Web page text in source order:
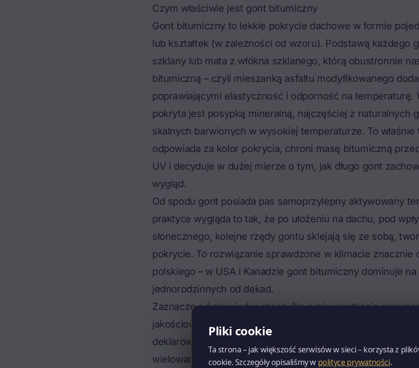
Czym właściwie jest gont bitumiczny
Gont bitumiczny to lekkie pokrycie dachowe w formie
lub kształtek (w zależności od wzoru). Podstawą każdego
szklany lub mata z włókna szklanego, którą obustronnie
bitumiczną – czyli mieszanką asfaltu modyfikowanego
poprawiającymi elastyczność i odporność na temperaturę.
pokryta jest posypką mineralną, najczęściej z naturalnych
skalnych barwionych w wysokiej temperaturze. To właśnie
odpowiada za kolor pokrycia, chroni masę bitumiczną
UV i decyduje w dużej mierze o tym, jak długo gont
wygląd.
Od spodu gont posiada pas samoprzylepny aktywowany
praktyce wygląda to tak, że po ułożeniu na dachu, pod
słonecznego, kolejne rzędy gontu sklejają się ze sobą,
pokrycie. To rozwiązanie sprawdzone w klimacie znacznie
polskiego – w USA i Kanadzie gont bitumiczny dominuje
jednorodzinnych od dekad.
Zaznaczę od razu jedną rzecz. Na rynku spotkacie
jakościową gontów – od najtańszych jednowarstwowych,
deklarowana przez producenta to kilkanaście lat, po
wielowarstwowe z gwarancją trzydziestoletnią i dłuższą.
Pliki cookie
Ta strona – jak większość serwisów w sieci – korzysta z
cookie. Szczegóły opisaliśmy w polityce prywatności.